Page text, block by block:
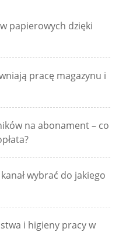
papierowych dzięki
pracę magazynu i
na abonament – co
wybrać do jakiego
i higieny pracy w